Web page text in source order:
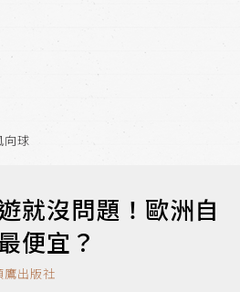
向球
就沒問題！歐洲自
便宜？
鷹出版社